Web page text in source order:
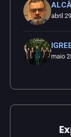
abril
maio